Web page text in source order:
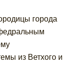
города
из Ветхого и